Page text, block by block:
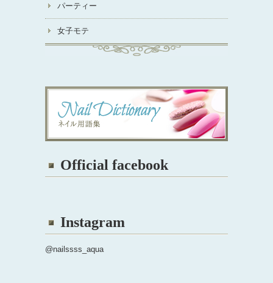
パーティー
女子モテ
Official facebook
Instagram
@nailssss_aqua